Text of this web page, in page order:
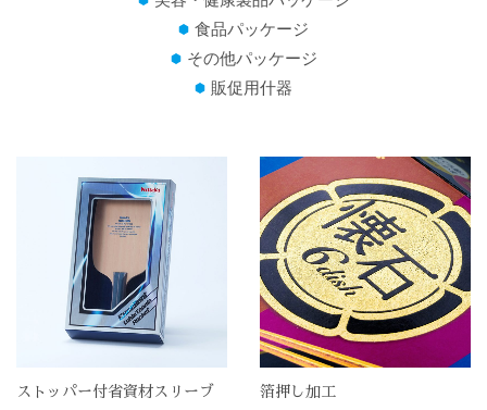
食品パッケージ
その他パッケージ
販促用什器
ストッパー付省資材スリーブ
箔押し加工